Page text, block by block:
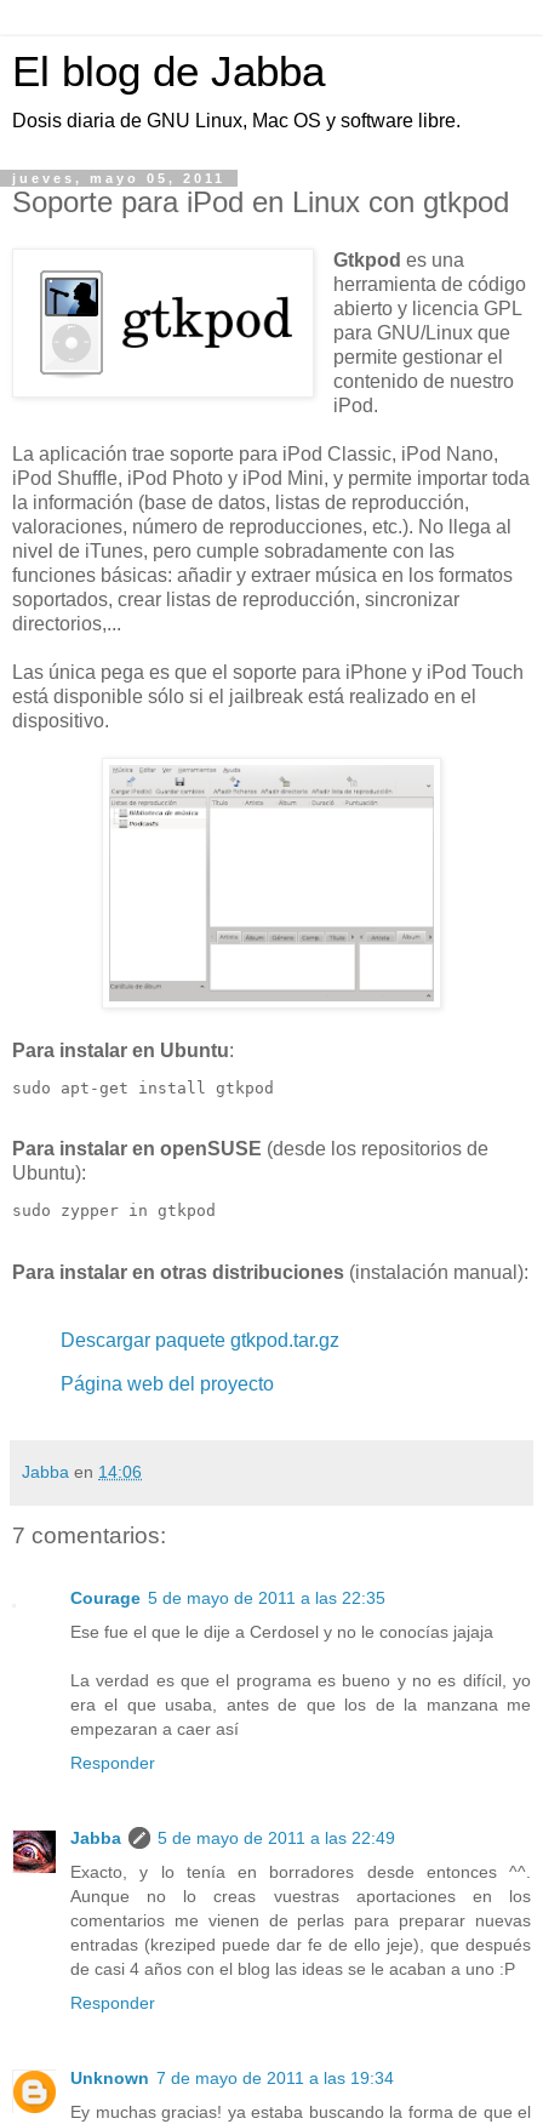
El blog de Jabba
Dosis diaria de GNU Linux, Mac OS y software libre.
jueves, mayo 05, 2011
Soporte para iPod en Linux con gtkpod
Gtkpod es una
herramienta de código
abierto y licencia GPL
para GNU/Linux que
permite gestionar el
contenido de nuestro
iPod.
La aplicación trae soporte para iPod Classic, iPod Nano,
iPod Shuffle, iPod Photo y iPod Mini, y permite importar toda
la información (base de datos, listas de reproducción,
valoraciones, número de reproducciones, etc.). No llega al
nivel de iTunes, pero cumple sobradamente con las
funciones básicas: añadir y extraer música en los formatos
soportados, crear listas de reproducción, sincronizar
directorios,...
Las única pega es que el soporte para iPhone y iPod Touch
está disponible sólo si el jailbreak está realizado en el
dispositivo.
Para instalar en Ubuntu:
sudo apt-get install gtkpod
Para instalar en openSUSE (desde los repositorios de
Ubuntu):
sudo zypper in gtkpod
Para instalar en otras distribuciones (instalación manual):
Descargar paquete gtkpod.tar.gz
Página web del proyecto
Jabba en 14:06
7 comentarios:
Courage 5 de mayo de 2011 a las 22:35
Ese fue el que le dije a Cerdosel y no le conocías jajaja
La verdad es que el programa es bueno y no es difícil, yo
era el que usaba, antes de que los de la manzana me
empezaran a caer así
Responder
Jabba
5 de mayo de 2011 a las 22:49
Exacto, y lo tenía en borradores desde entonces ^^.
Aunque no lo creas vuestras aportaciones en los
comentarios me vienen de perlas para preparar nuevas
entradas (kreziped puede dar fe de ello jeje), que después
de casi 4 años con el blog las ideas se le acaban a uno :P
Responder
Unknown 7 de mayo de 2011 a las 19:34
Ey muchas gracias! ya estaba buscando la forma de que el